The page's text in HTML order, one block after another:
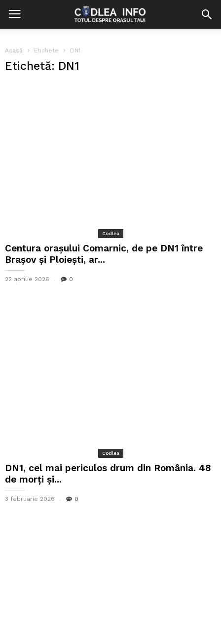
Acasă Etichete DN1
Etichetă: DN1
Codlea
Centura oraşului Comarnic, de pe DN1 între
Braşov şi Ploieşti, ar...
22 aprilie 2026 0
Codlea
DN1, cel mai periculos drum din România. 48
de morţi şi...
3 februarie 2026 0